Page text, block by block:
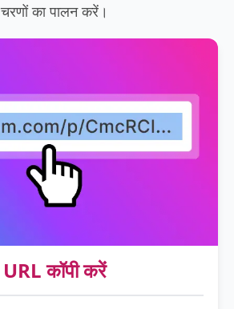
चरणों का पालन करें।
URL कॉपी करें